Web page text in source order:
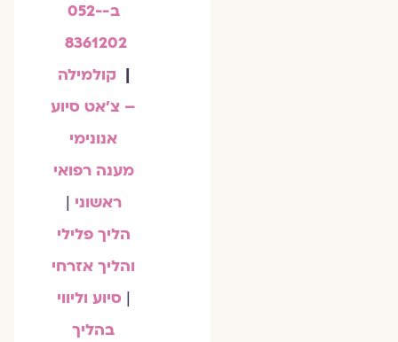
ב-052-
8361202
| קולמילה
– צ'אט סיוע
אנונימי
מענה רפואי
ראשוני|
הליך פלילי
והליך אזרחי
סיוע וליווי
בהליך